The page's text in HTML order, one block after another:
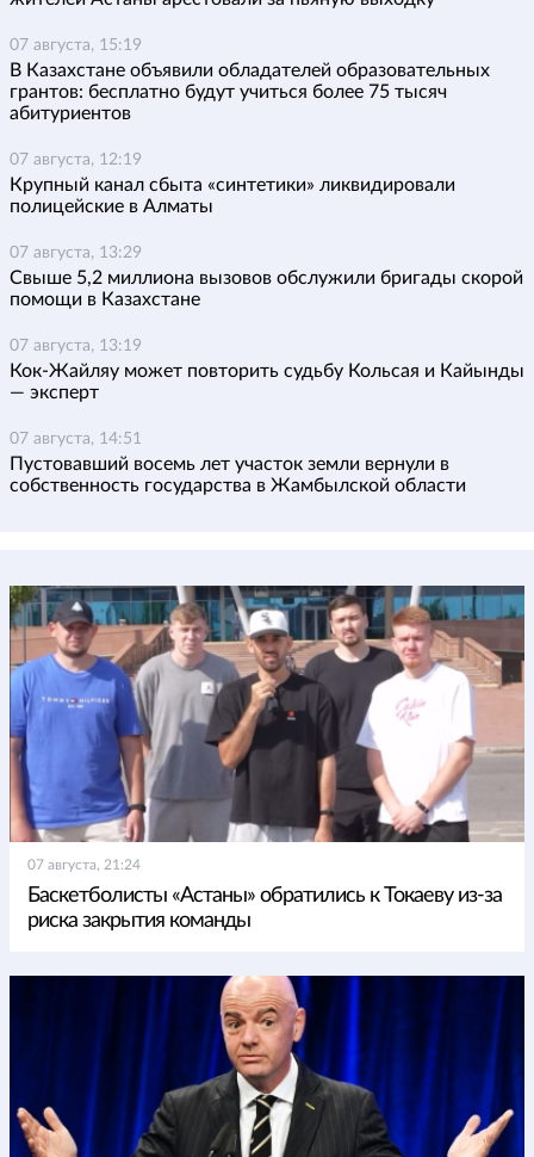
07 августа, 15:19
В Казахстане объявили обладателей образовательных
грантов: бесплатно будут учиться более 75 тысяч
абитуриентов
07 августа, 12:19
Крупный канал сбыта «синтетики» ликвидировали
полицейские в Алматы
07 августа, 13:29
Свыше 5,2 миллиона вызовов обслужили бригады скорой
помощи в Казахстане
07 августа, 13:19
Кок-Жайляу может повторить судьбу Кольсая и Кайынды
— эксперт
07 августа, 14:51
Пустовавший восемь лет участок земли вернули в
собственность государства в Жамбылской области
07 августа, 21:24
Баскетболисты «Астаны» обратились к Токаеву из-за
риска закрытия команды